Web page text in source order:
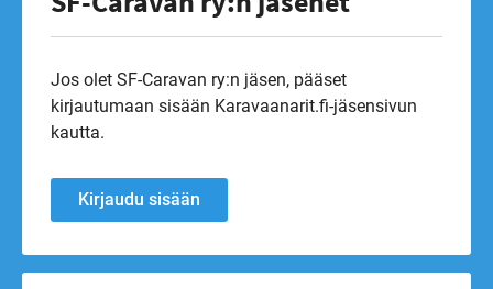
Jos olet SF-Caravan ry:n jäsen, pääset
kirjautumaan sisään Karavaanarit.fi-jäsensivun
kautta.
Kirjaudu sisään